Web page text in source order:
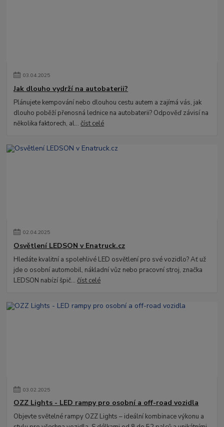
03.04.2025
Jak dlouho vydrží na autobaterii?
Plánujete kempování nebo dlouhou cestu autem a zajímá vás, jak
dlouho poběží přenosná lednice na autobaterii? Odpověď závisí na
několika faktorech, al...číst celé
02.04.2025
Osvětlení LEDSON v Enatruck.cz
Hledáte kvalitní a spolehlivé LED osvětlení pro své vozidlo? Ať už
jde o osobní automobil, nákladní vůz nebo pracovní stroj, značka
LEDSON nabízí špič...číst celé
03.02.2025
OZZ Lights - LED rampy pro osobní a off-road vozidla
Objevte světelné rampy OZZ Lights – ideální kombinace výkonu a